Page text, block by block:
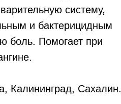
систему,
и бактерицидным
боль. Помогает при
Калининград, Сахалин.